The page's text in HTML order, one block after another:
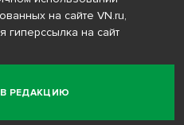
РЕДАКЦИЮ
на сайте VN.ru,
гиперссылка на сайт